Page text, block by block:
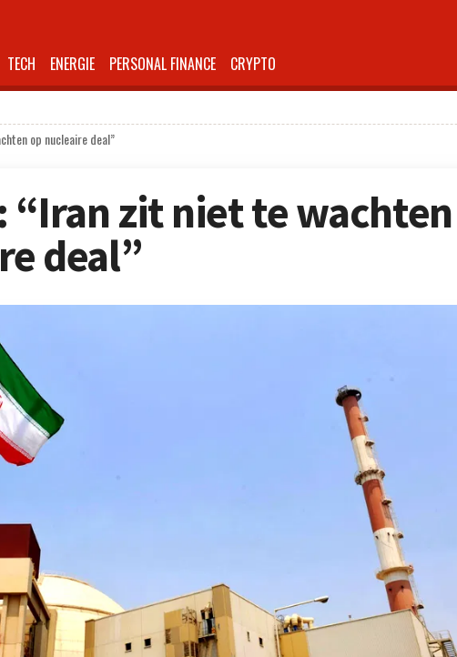
TECH ENERGIE PERSONAL FINANCE CRYPTO
op nucleaire deal”
“Iran zit niet te wachten
deal”